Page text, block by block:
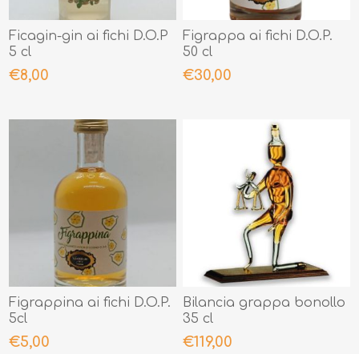
Ficagin-gin ai fichi D.O.P
5 cl
€8,00
Figrappa ai fichi D.O.P.
50 cl
€30,00
Figrappina ai fichi D.O.P.
5cl
€5,00
Bilancia grappa bonollo
35 cl
€119,00